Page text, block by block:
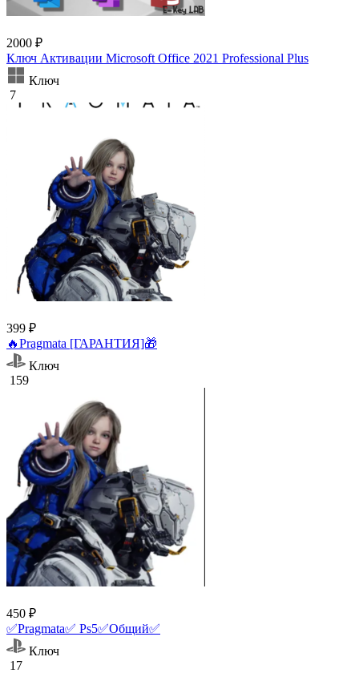
2000 ₽
Ключ Активации Microsoft Office 2021 Professional Plus
Ключ
7
399 ₽
🔥Pragmata [ГАРАНТИЯ]🎁
Ключ
159
450 ₽
✅Pragmata✅ Ps5✅Общий✅
Ключ
17